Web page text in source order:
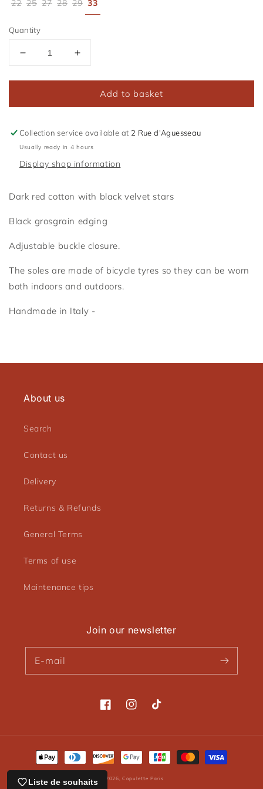
22 25 27 28 29 33
Quantity
Reduce
amount
Bambina
Increase
amount
Bambina
Add to basket
Collection service available at 2 Rue d'Aguesseau
Usually ready in 4 hours
Display shop information
Dark red cotton with black velvet stars
Black grosgrain edging
Adjustable buckle closure.
The soles are made of bicycle tyres so they can be worn
both indoors and outdoors.
Handmade in Italy -
About us
Search
Contact us
Delivery
Returns & Refunds
General Terms
Terms of use
Maintenance tips
Join our newsletter
E-mail
FacebookInstagramTikTok
Means
of
payment
© 2026,Capulette Paris
Connexion requise
Connectez-vous à votre compte pour ajouter des
Liste de souhaits